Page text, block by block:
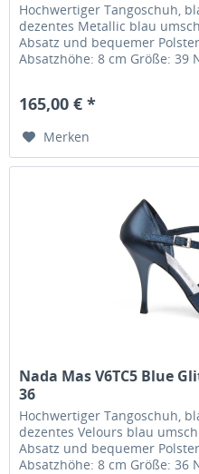
Hochwertiger Tangoschuh,
dezentes Metallic blau
Absatz und bequemer
Absatzhöhe: 8 cm Größe: 39
165,00 € *
Merken
Nada Mas V6TC5 Blue
36
Hochwertiger Tangoschuh,
dezentes Velours blau
Absatz und bequemer
Absatzhöhe: 8 cm Größe: 36